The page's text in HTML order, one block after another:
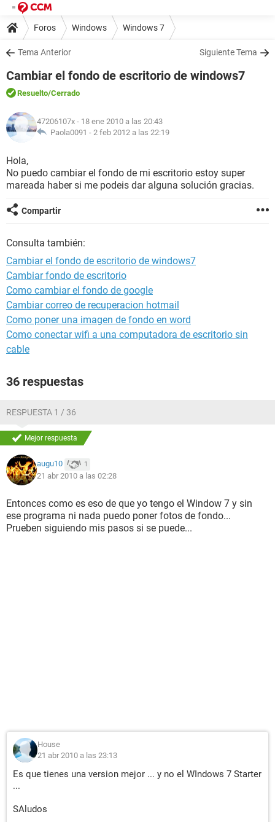
Foros Windows Windows 7
Tema Anterior Siguiente Tema
Cambiar el fondo de escritorio de windows7
Resuelto/Cerrado
47206107x - 18 ene 2010 a las 20:43
Paola0091 - 2 feb 2012 a las 22:19
Hola,
No puedo cambiar el fondo de mi escritorio estoy super
mareada haber si me podeis dar alguna solución gracias.
Compartir
Consulta también:
Cambiar el fondo de escritorio de windows7
Cambiar fondo de escritorio
Como cambiar el fondo de google
Cambiar correo de recuperacion hotmail
Como poner una imagen de fondo en word
Como conectar wifi a una computadora de escritorio sin
cable
36 respuestas
RESPUESTA 1 / 36
Mejor respuesta
augu10 1
21 abr 2010 a las 02:28
Entonces como es eso de que yo tengo el Window 7 y sin
ese programa ni nada puedo poner fotos de fondo...
Prueben siguiendo mis pasos si se puede...
House
21 abr 2010 a las 23:13
Es que tienes una version mejor ... y no el WIndows 7 Starter
...
SAludos